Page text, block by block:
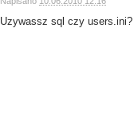
Uzywassz sql czy users.ini?